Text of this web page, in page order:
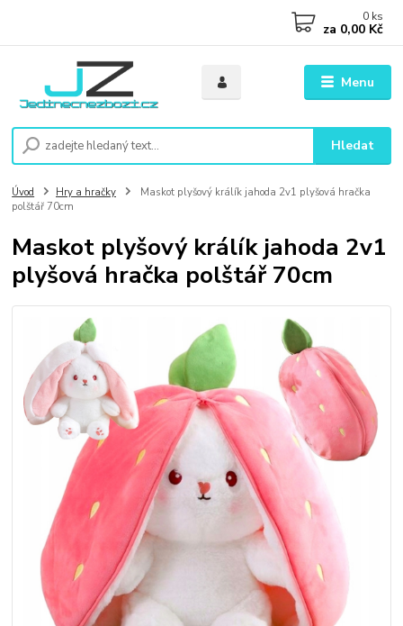
Menu
Hledat
0 ks
za 0,00 Kč
Úvod Hry a hračky
Maskot plyšový králík jahoda 2v1 plyšová hračka
polštář 70cm
Maskot plyšový králík jahoda 2v1
plyšová hračka polštář 70cm